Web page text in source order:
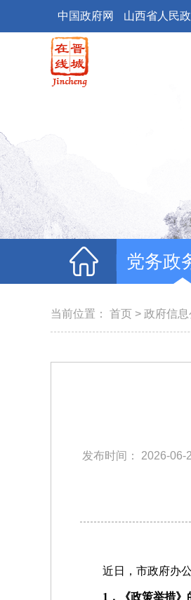
中国政府网 山西省人民
党务政
当前位置： 首页 > 政府信息
发布时间： 2026-06-
近日，市政府办
1．《政策举措》